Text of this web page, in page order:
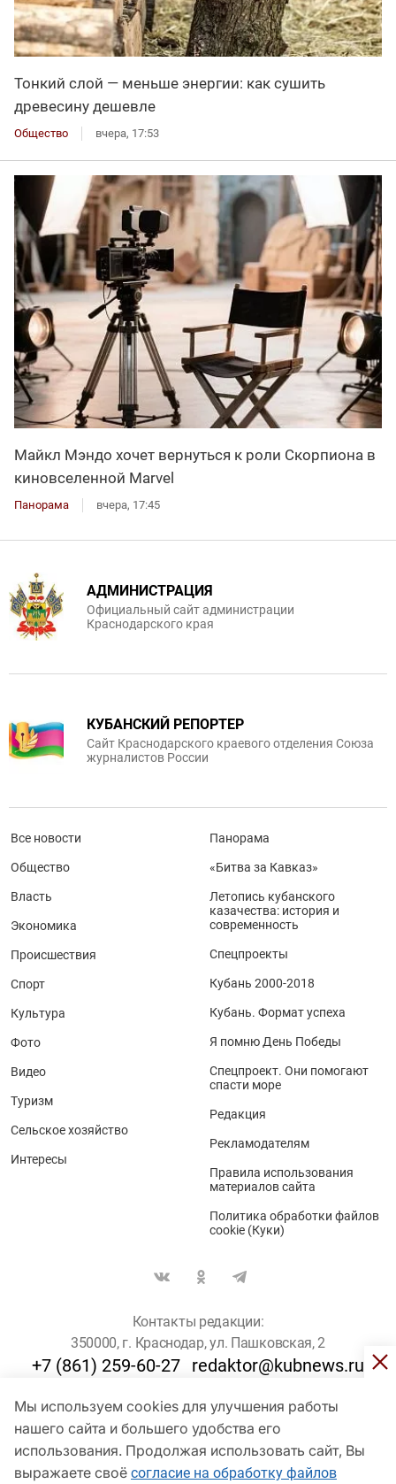
Тонкий слой — меньше энергии: как сушить
древесину дешевле
Общество вчера, 17:53
Майкл Мэндо хочет вернуться к роли Скорпиона в
киновселенной Marvel
Панорама вчера, 17:45
Мы используем cookies для улучшения работы
нашего сайта и большего удобства его
использования. Продолжая использовать сайт, Вы
выражаете своё согласие на обработку файлов
АДМИНИСТРАЦИЯ
Официальный сайт администрации
Краснодарского края
КУБАНСКИЙ РЕПОРТЕР
Сайт Краснодарского краевого отделения Союза
журналистов России
Все новости
Общество
Власть
Экономика
Происшествия
Спорт
Культура
Фото
Видео
Туризм
Сельское хозяйство
Интересы
Панорама
«Битва за Кавказ»
Летопись кубанского
казачества: история и
современность
Спецпроекты
Кубань 2000-2018
Кубань. Формат успеха
Я помню День Победы
Спецпроект. Они помогают
спасти море
Редакция
Рекламодателям
Правила использования
материалов сайта
Политика обработки файлов
cookie (Куки)
Контакты редакции:
350000, г. Краснодар, ул. Пашковская, 2
+7 (861) 259-60-27 redaktor@kubnews.ru
Для пользователей старше 16 лет
© Кубанские Новости, 2017
Сетевое издание «kubnews» зарегистрировано Федеральной